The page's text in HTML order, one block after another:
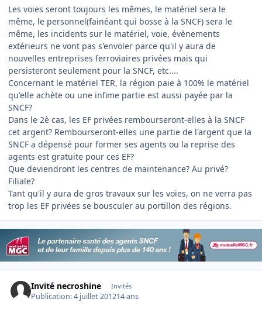
Les voies seront toujours les mêmes, le matériel sera le
même, le personnel(fainéant qui bosse à la SNCF) sera le
même, les incidents sur le matériel, voie, évènements
extérieurs ne vont pas s'envoler parce qu'il y aura de
nouvelles entreprises ferroviaires privées mais qui
persisteront seulement pour la SNCF, etc....
Concernant le matériel TER, la région paie à 100% le matériel
qu'elle achète ou une infime partie est aussi payée par la
SNCF?
Dans le 2è cas, les EF privées rembourseront-elles à la SNCF
cet argent? Rembourseront-elles une partie de l'argent que la
SNCF a dépensé pour former ses agents ou la reprise des
agents est gratuite pour ces EF?
Que deviendront les centres de maintenance? Au privé?
Filiale?
Tant qu'il y aura de gros travaux sur les voies, on ne verra pas
trop les EF privées se bousculer au portillon des régions.
Invité necroshine Invités
Publication:4 juillet 201214 ans